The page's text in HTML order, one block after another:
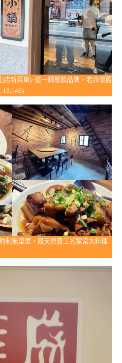
店新菜單)~這一鍋餐飲品牌，老派懷舊
19,146)
制無菜單，最天然費工的家常大料理